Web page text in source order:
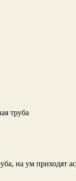
труба
на ум приходят